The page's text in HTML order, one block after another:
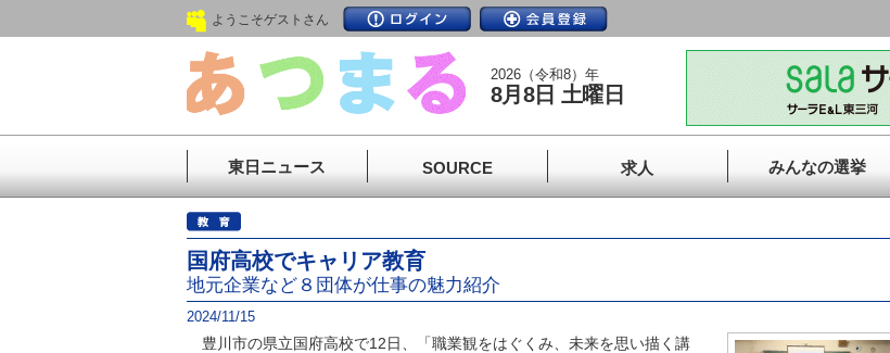
ようこそゲストさん
2026（令和8）年
8月8日 土曜日
東日ニュース SOURCE 求人 みんなの選挙
国府高校でキャリア教育
地元企業など８団体が仕事の魅力紹介
2024/11/15
豊川市の県立国府高校で12日、「職業観をはぐくみ、未来を思い描く講